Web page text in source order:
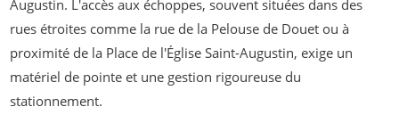
Augustin. L'accès aux échoppes, souvent situées dans des
rues étroites comme la rue de la Pelouse de Douet ou à
proximité de la Place de l'Église Saint-Augustin, exige un
matériel de pointe et une gestion rigoureuse du
stationnement.